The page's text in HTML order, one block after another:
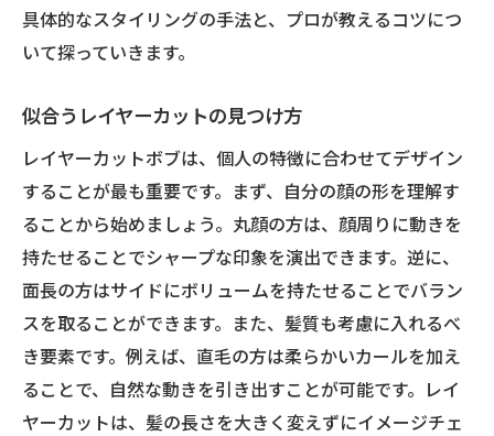
具体的なスタイリングの手法と、プロが教えるコツにつ
いて探っていきます。
似合うレイヤーカットの見つけ方
レイヤーカットボブは、個人の特徴に合わせてデザイン
することが最も重要です。まず、自分の顔の形を理解す
ることから始めましょう。丸顔の方は、顔周りに動きを
持たせることでシャープな印象を演出できます。逆に、
面長の方はサイドにボリュームを持たせることでバラン
スを取ることができます。また、髪質も考慮に入れるべ
き要素です。例えば、直毛の方は柔らかいカールを加え
ることで、自然な動きを引き出すことが可能です。レイ
ヤーカットは、髪の長さを大きく変えずにイメージチェ